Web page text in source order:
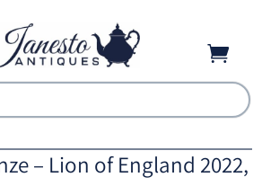

– Lion of England 2022,